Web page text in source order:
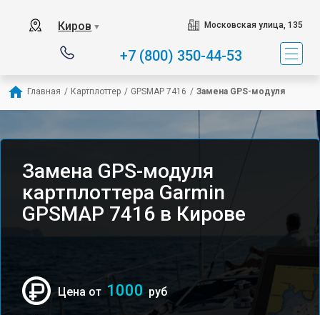
Киров ▼ Московская улица, 135
+7 (800) 350-44-53
Главная / Картплоттер / GPSMAP 7416 / Замена GPS-модуля
Замена GPS-модуля
картплоттера Garmin
GPSMAP 7416 в Кирове
Цена от 1000 руб